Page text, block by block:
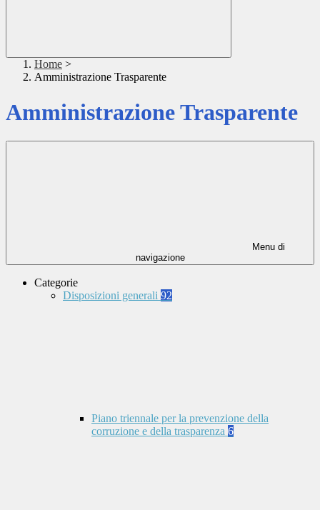
Home >
Amministrazione Trasparente
Amministrazione Trasparente
Menu di
navigazione
Categorie
Disposizioni generali 92
Piano triennale per la prevenzione della
corruzione e della trasparenza 6